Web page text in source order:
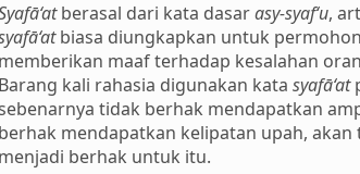
berasal dari kata dasarasy-syaf‘u,
biasa diungkapkan untuk
memberikan maaf terhadap kesalahan
Barang kali rahasia digunakan kata syafā‘at
tidak berhak mendapatkan
berhak mendapatkan kelipatan upah,
menjadi berhak untuk itu.